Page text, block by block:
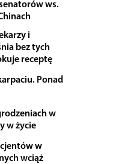
ws.
i
bez tych
receptę
Ponad
w
w życie
w
wciąż